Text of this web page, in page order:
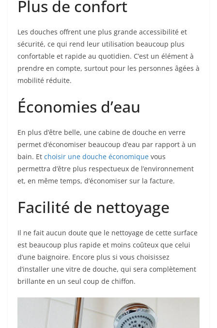
Plus de confort
Les douches offrent une plus grande accessibilité et
sécurité, ce qui rend leur utilisation beaucoup plus
confortable et rapide au quotidien. C’est un élément à
prendre en compte, surtout pour les personnes âgées à
mobilité réduite.
Économies d’eau
En plus d’être belle, une cabine de douche en verre
permet d’économiser beaucoup d’eau par rapport à un
bain. Et choisir une douche économique vous
permettra d’être plus respectueux de l’environnement
et, en même temps, d’économiser sur la facture.
Facilité de nettoyage
Il ne fait aucun doute que le nettoyage de cette surface
est beaucoup plus rapide et moins coûteux que celui
d’une baignoire. Encore plus si vous choisissez
d’installer une vitre de douche, qui sera complètement
brillante en un seul coup de chiffon.